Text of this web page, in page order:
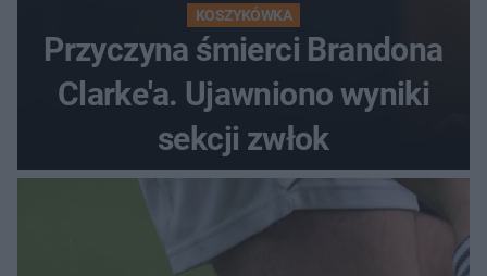
KOSZYKÓWKA
Przyczyna śmierci Brandona
Clarke'a. Ujawniono wyniki
sekcji zwłok